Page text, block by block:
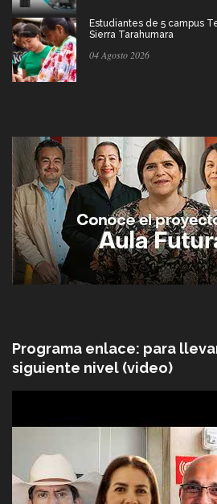
Estudiantes de 5 campus
Sierra Tarahumara
04 Agosto 2026
Programa enlace: para
siguiente nivel (video)